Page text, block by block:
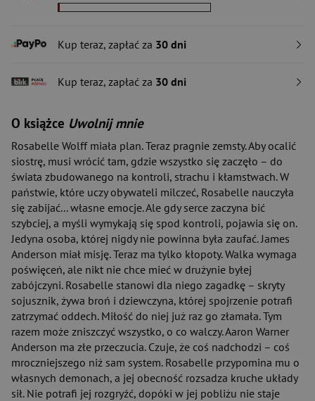
Kup teraz, zapłać za 30 dni
Kup teraz, zapłać za 30 dni
O książce Uwolnij mnie
Rosabelle Wolff miała plan. Teraz pragnie zemsty. Aby ocalić
siostrę, musi wrócić tam, gdzie wszystko się zaczęło – do
świata zbudowanego na kontroli, strachu i kłamstwach. W
państwie, które uczy obywateli milczeć, Rosabelle nauczyła
się zabijać... własne emocje. Ale gdy serce zaczyna bić
szybciej, a myśli wymykają się spod kontroli, pojawia się on.
Jedyna osoba, której nigdy nie powinna była zaufać. James
Anderson miał misję. Teraz ma tylko kłopoty. Walka wymaga
poświęceń, ale nikt nie chce mieć w drużynie byłej
zabójczyni. Rosabelle stanowi dla niego zagadkę – skryty
sojusznik, żywa broń i dziewczyna, której spojrzenie potrafi
zatrzymać oddech. Miłość do niej już raz go złamała. Tym
razem może zniszczyć wszystko, o co walczy. Aaron Warner
Anderson ma złe przeczucia. Czuje, że coś nadchodzi – coś
mroczniejszego niż sam system. Rosabelle przypomina mu o
własnych demonach, a jej obecność rozsadza kruche układy
sił. Nie potrafi jej rozgryźć, dopóki w jej pobliżu nie staje